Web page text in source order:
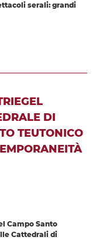
serali: grandi
DI
TEUTONICO
Campo Santo
Cattedrali di